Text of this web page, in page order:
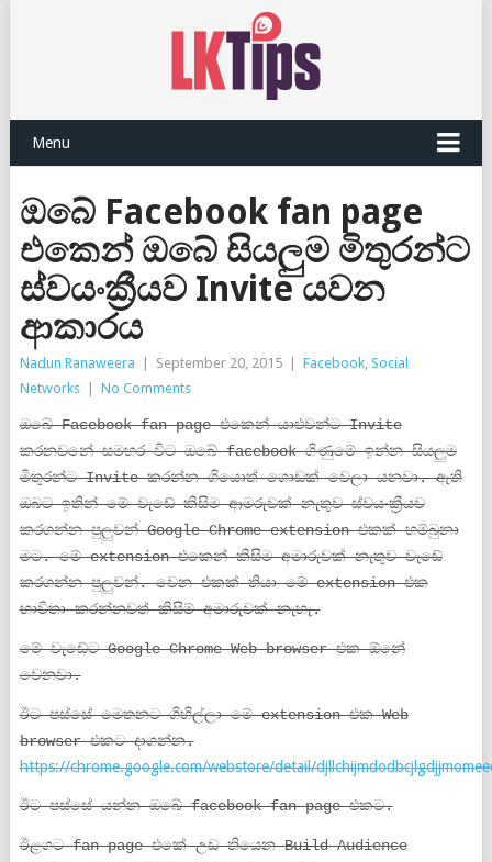
Menu
ඔබේ Facebook fan page
එකෙන් ඔබේ සියලුම මිතුරන්ට
ස්වයංක්‍රීයව Invite යවන
ආකාරය
Nadun Ranaweera September 20, 2015 Facebook, Social
Networks
No Comments
ඔබේ Facebook fan page එකෙන් යාළුවන්ට Invite
කරනවනේ සමහර විට ඔබේ facebook ගිණුමේ ඉන්න සියලුම
මිතුරන්ට Invite කරන්න ගියොත් ගොඩක් වෙලා යනවා. ඇති
ඔබට ඉතින් මේ වැඩේ කිසිම ආමරුවක් නැතුව ස්වයංක්‍රීයව
කරගන්න පුලුවන් Google Chrome extension එකක් හම්බුනා
මට. මේ extension එකෙන් කිසිම අමාරුවක් නැතුව වැඩේ
කරගන්න පුලුවන්. වෙන එකක් තියා මේ extension එක
භාවිතා කරන්නවත් කිසිම් අමාරුවක් නැහැ.
මේ වැඩේට Google Chrome Web browser එක ඕනේ
වෙනවා.
ඊට පස්සේ මෙතනට ගිහිල්ලා මේ extension එක Web
browser එකට දාගන්න.
https://chrome.google.com/webstore/detail/
ඊට පස්සේ යන්න ඔබේ facebook fan page එකට.
ඊළගට fan page එකේ උඩ තියෙන Build Audience